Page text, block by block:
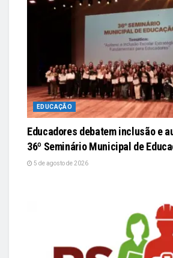
EDUCAÇÃO
Educadores debatem inclusão e
36º Seminário Municipal de
5 de agosto de 2026